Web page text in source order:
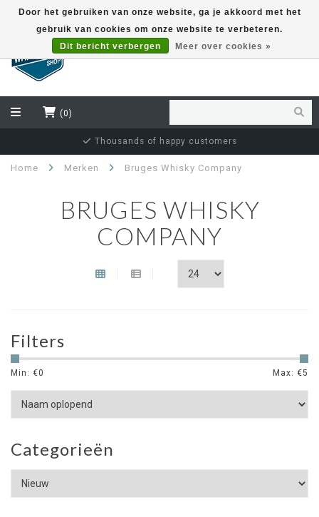
(0)
Thousands of happy customers
Home Merken Bruges Whisky Company
BRUGES WHISKY
COMPANY
Filters
Min: €0 Max: €5
Categorieën
Door het gebruiken van onze website, ga je akkoord met het
gebruik van cookies om onze website te verbeteren.
Dit bericht verbergen
Meer over cookies »